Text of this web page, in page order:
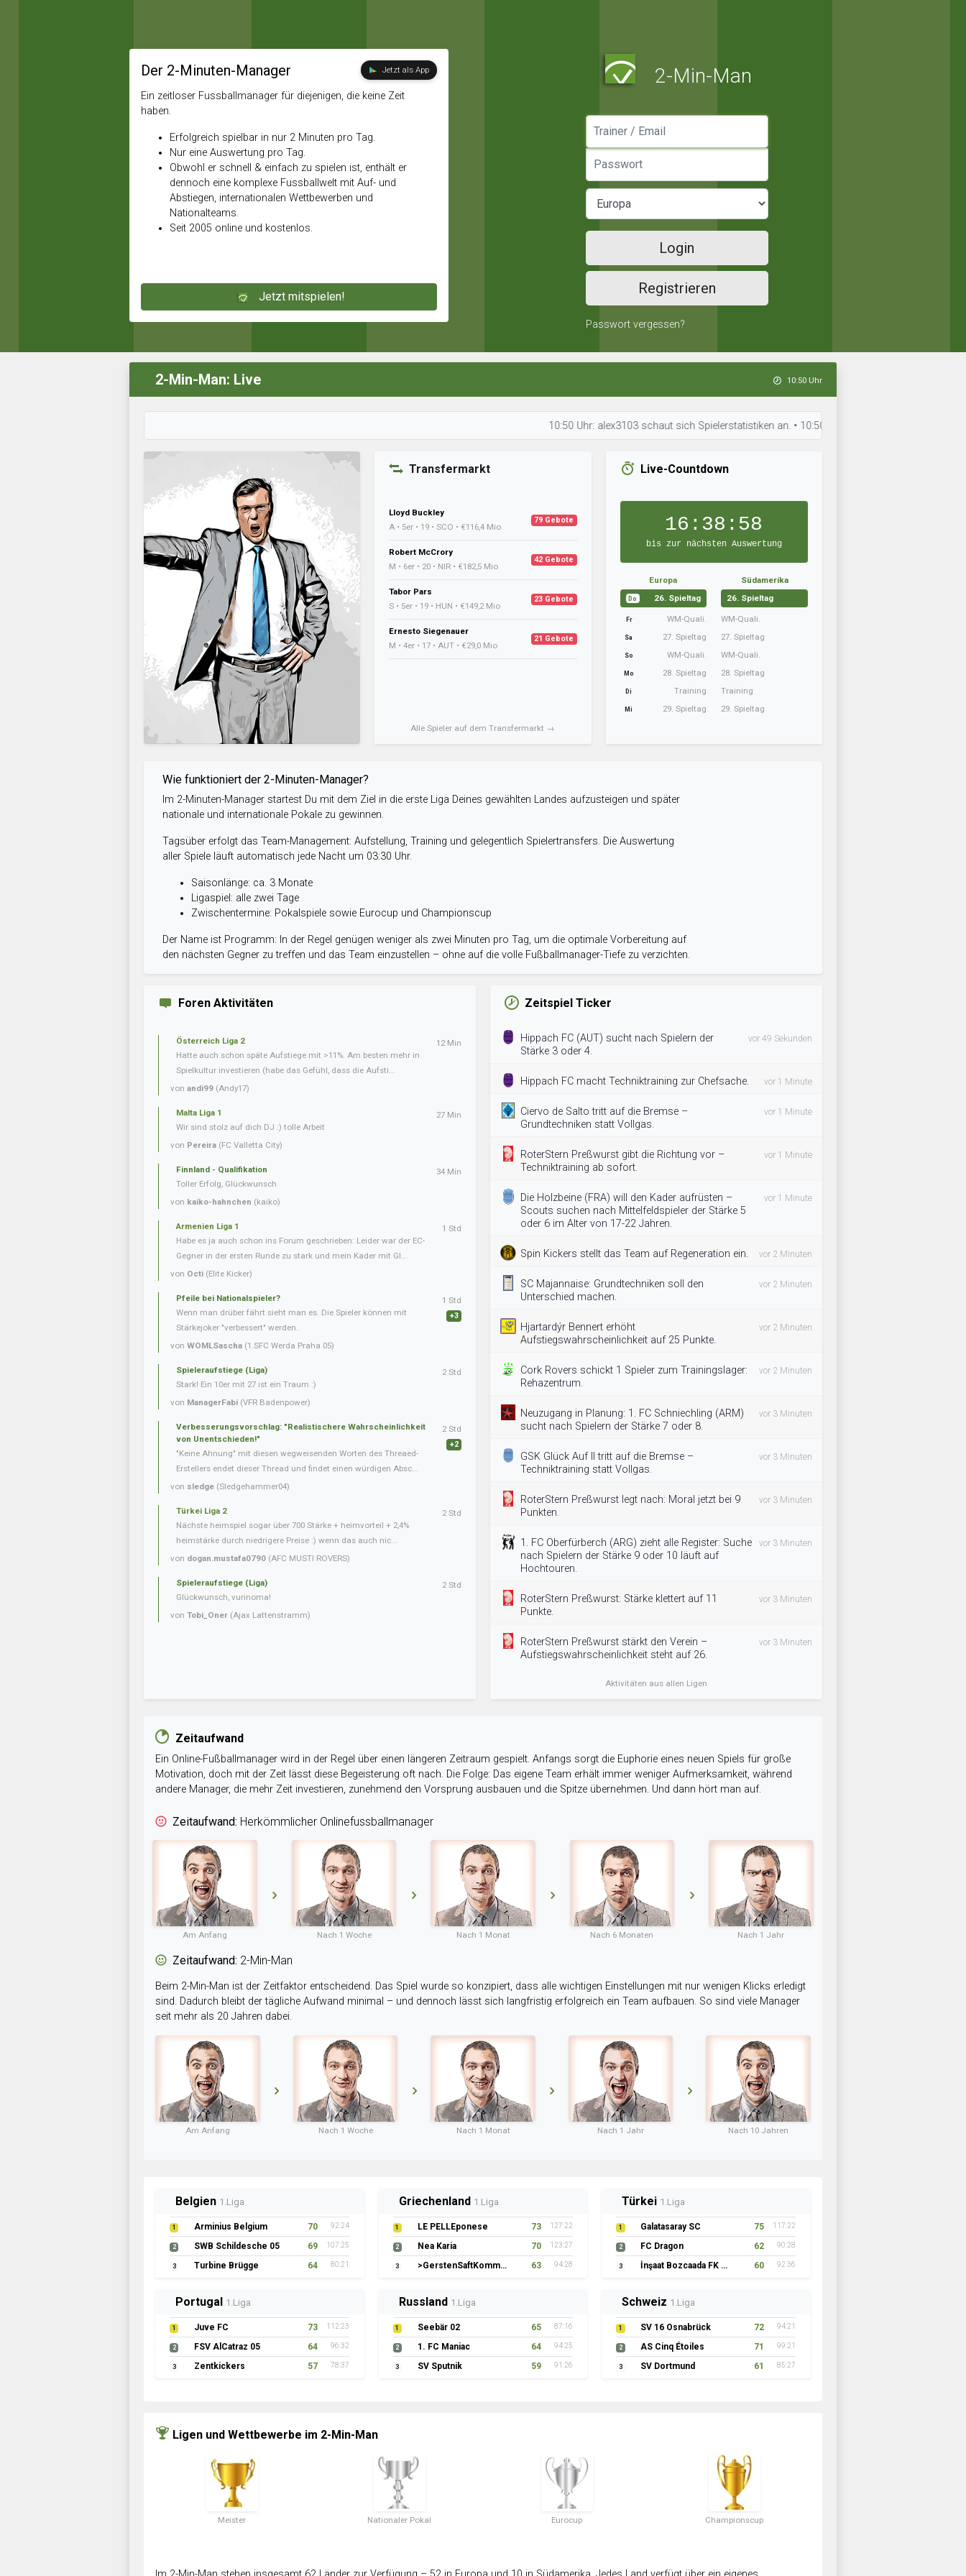
Der 2-Minuten-Manager Jetzt als App
Ein zeitloser Fussballmanager für diejenigen, die keine Zeit
haben.
Erfolgreich spielbar in nur 2 Minuten pro Tag.
Nur eine Auswertung pro Tag.
Obwohl er schnell & einfach zu spielen ist, enthält er
dennoch eine komplexe Fussballwelt mit Auf- und
Abstiegen, internationalen Wettbewerben und
Nationalteams.
Seit 2005 online und kostenlos.
Jetzt mitspielen!
2-Min-Man
Login
Registrieren
Passwort vergessen?
2-Min-Man: Live 10:50 Uhr
10:50 Uhr: alex3103 schaut sich Spielerstatistiken an. • 10:50 Uhr: Chris Rulz ist in Topform. •
Transfermarkt
Lloyd Buckley
A • 5er • 19 • SCO • €116,4 Mio
79 Gebote
Robert McCrory
M • 6er • 20 • NIR • €182,5 Mio
42 Gebote
Tabor Pars
S • 5er • 19 • HUN • €149,2 Mio
23 Gebote
Ernesto Siegenauer
M • 4er • 17 • AUT • €29,0 Mio
21 Gebote
Alle Spieler auf dem Transfermarkt →
Live-Countdown
16:38:57
bis zur nächsten Auswertung
Europa
Do 26. Spieltag
Fr WM-Quali.
Sa 27. Spieltag
So WM-Quali.
Mo 28. Spieltag
Di Training
Mi 29. Spieltag
Südamerika
26. Spieltag
WM-Quali.
27. Spieltag
WM-Quali.
28. Spieltag
Training
29. Spieltag
Wie funktioniert der 2-Minuten-Manager?
Im 2-Minuten-Manager startest Du mit dem Ziel in die erste Liga Deines gewählten Landes aufzusteigen und später
nationale und internationale Pokale zu gewinnen.
Tagsüber erfolgt das Team-Management: Aufstellung, Training und gelegentlich Spielertransfers. Die Auswertung
aller Spiele läuft automatisch jede Nacht um 03:30 Uhr.
Saisonlänge: ca. 3 Monate
Ligaspiel: alle zwei Tage
Zwischentermine: Pokalspiele sowie Eurocup und Championscup
Der Name ist Programm: In der Regel genügen weniger als zwei Minuten pro Tag, um die optimale Vorbereitung auf
den nächsten Gegner zu treffen und das Team einzustellen – ohne auf die volle Fußballmanager-Tiefe zu verzichten.
Foren Aktivitäten
Österreich Liga 2
Hatte auch schon späte Aufstiege mit >11%. Am besten mehr in
Spielkultur investieren (habe das Gefühl, dass die Aufsti...
von andi99 (Andy17)
12 Min
Malta Liga 1
Wir sind stolz auf dich DJ :) tolle Arbeit
von Pereira (FC Valletta City)
27 Min
Finnland - Qualifikation
Toller Erfolg, Glückwunsch
von kaiko-hahnchen (kaiko)
34 Min
Armenien Liga 1
Habe es ja auch schon ins Forum geschrieben: Leider war der EC-
Gegner in der ersten Runde zu stark und mein Kader mit Gl...
von Octi (Elite Kicker)
1 Std
Pfeile bei Nationalspieler?
Wenn man drüber fährt sieht man es. Die Spieler können mit
Stärkejoker "verbessert" werden.
von WOMLSascha (1.SFC Werda Praha 05)
1 Std
+3
Spieleraufstiege (Liga)
Stark! Ein 10er mit 27 ist ein Traum :)
von ManagerFabi (VFR Badenpower)
2 Std
Verbesserungsvorschlag: "Realistischere Wahrscheinlichkeit
von Unentschieden!"
"Keine Ahnung" mit diesen wegweisenden Worten des Threaed-
Erstellers endet dieser Thread und findet einen würdigen Absc...
von sledge (Sledgehammer04)
2 Std
+2
Türkei Liga 2
Nächste heimspiel sogar über 700 Stärke + heimvorteil + 2,4%
heimstärke durch niedrigere Preise :) wenn das auch nic...
von dogan.mustafa0790 (AFC MUSTI ROVERS)
2 Std
Spieleraufstiege (Liga)
Glückwunsch, vurinoma!
von Tobi_Oner (Ajax Lattenstramm)
2 Std
Zeitspiel Ticker
Hippach FC (AUT) sucht nach Spielern der
Stärke 3 oder 4.
vor 49 Sekunden
Hippach FC macht Techniktraining zur Chefsache. vor 1 Minute
Ciervo de Salto tritt auf die Bremse –
Grundtechniken statt Vollgas.
vor 1 Minute
RoterStern Preßwurst gibt die Richtung vor –
Techniktraining ab sofort.
vor 1 Minute
Die Holzbeine (FRA) will den Kader aufrüsten –
Scouts suchen nach Mittelfeldspieler der Stärke 5
oder 6 im Alter von 17-22 Jahren.
vor 1 Minute
Spin Kickers stellt das Team auf Regeneration ein. vor 2 Minuten
SC Majannaise: Grundtechniken soll den
Unterschied machen.
vor 2 Minuten
Hjartardýr Bennert erhöht
Aufstiegswahrscheinlichkeit auf 25 Punkte.
vor 2 Minuten
Cork Rovers schickt 1 Spieler zum Trainingslager:
Rehazentrum.
vor 2 Minuten
Neuzugang in Planung: 1. FC Schniechling (ARM)
sucht nach Spielern der Stärke 7 oder 8.
vor 3 Minuten
GSK Glück Auf II tritt auf die Bremse –
Techniktraining statt Vollgas.
vor 3 Minuten
RoterStern Preßwurst legt nach: Moral jetzt bei 9
Punkten.
vor 3 Minuten
1. FC Oberfürberch (ARG) zieht alle Register: Suche
nach Spielern der Stärke 9 oder 10 läuft auf
Hochtouren.
vor 3 Minuten
RoterStern Preßwurst: Stärke klettert auf 11
Punkte.
vor 3 Minuten
RoterStern Preßwurst stärkt den Verein –
Aufstiegswahrscheinlichkeit steht auf 26.
vor 3 Minuten
Aktivitäten aus allen Ligen
Zeitaufwand
Ein Online-Fußballmanager wird in der Regel über einen längeren Zeitraum gespielt. Anfangs sorgt die Euphorie eines neuen Spiels für große
Motivation, doch mit der Zeit lässt diese Begeisterung oft nach. Die Folge: Das eigene Team erhält immer weniger Aufmerksamkeit, während
andere Manager, die mehr Zeit investieren, zunehmend den Vorsprung ausbauen und die Spitze übernehmen. Und dann hört man auf.
Zeitaufwand: Herkömmlicher Onlinefussballmanager
Am Anfang Nach 1 Woche Nach 1 Monat Nach 6 Monaten Nach 1 Jahr
Zeitaufwand: 2-Min-Man
Beim 2-Min-Man ist der Zeitfaktor entscheidend. Das Spiel wurde so konzipiert, dass alle wichtigen Einstellungen mit nur wenigen Klicks erledigt
sind. Dadurch bleibt der tägliche Aufwand minimal – und dennoch lässt sich langfristig erfolgreich ein Team aufbauen. So sind viele Manager
seit mehr als 20 Jahren dabei.
Am Anfang Nach 1 Woche Nach 1 Monat Nach 1 Jahr Nach 10 Jahren
Belgien 1.Liga
1 Arminius Belgium 70 92:24
2 SWB Schildesche 05 69 107:25
3 Turbine Brügge 64 80:21
Griechenland 1.Liga
1 LE PELLEponese 73 127:22
2 Nea Karia 70 123:27
3 >GerstenSaftKommando 63 94:28
Türkei 1.Liga
1 Galatasaray SC 75 117:22
2 FC Dragon 62 90:28
3 İnşaat Bozcaada FK 1957 60 92:36
Portugal 1.Liga
1 Juve FC 73 112:23
2 FSV AlCatraz 05 64 96:32
3 Zentkickers 57 78:37
Russland 1.Liga
1 Seebär 02 65 87:16
2 1. FC Maniac 64 94:25
3 SV Sputnik 59 91:26
Schweiz 1.Liga
1 SV 16 Osnabrück 72 94:21
2 AS Cinq Étoiles 71 99:21
3 SV Dortmund 61 85:27
Ligen und Wettbewerbe im 2-Min-Man
Meister Nationaler Pokal Eurocup Championscup